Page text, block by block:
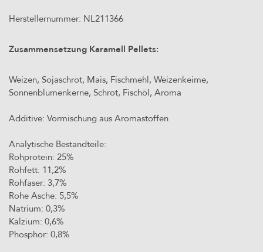
Herstellernummer: NL211366
Zusammensetzung Karamell Pellets:
Weizen, Sojaschrot, Mais, Fischmehl, Weizenkeime,
Sonnenblumenkerne, Schrot, Fischöl, Aroma
Additive: Vormischung aus Aromastoffen
Analytische Bestandteile:
Rohprotein: 25%
Rohfett: 11,2%
Rohfaser: 3,7%
Rohe Asche: 5,5%
Natrium: 0,3%
Kalzium: 0,6%
Phosphor: 0,8%